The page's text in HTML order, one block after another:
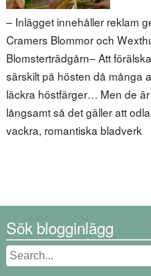
– Inlägget innehåller reklam
Cramers Blommor och
Blomsterträdgårn– Att
särskilt på hösten då många
läckra höstfärger… Men de
långsamt så det gäller att
vackra, romantiska bladverk
Sök blogginlägg